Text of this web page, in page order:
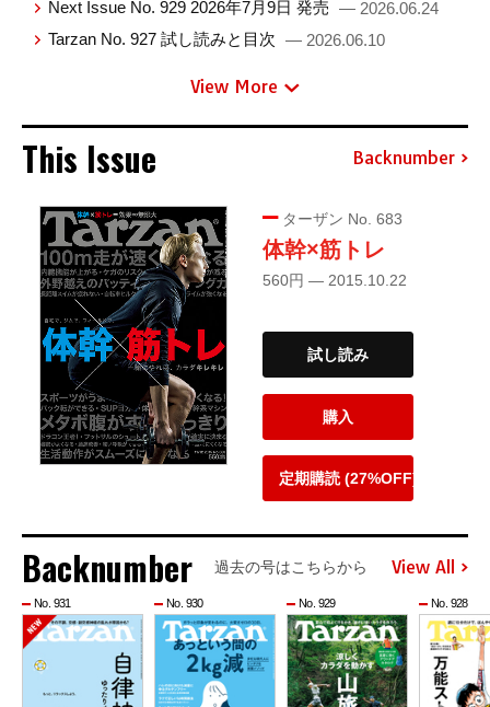
Next Issue No. 929 2026年7月9日 発売 — 2026.06.24
Tarzan No. 927 試し読みと目次 — 2026.06.10
View More
This Issue Backnumber
ターザン No. 683
体幹×筋トレ
560円 — 2015.10.22
試し読み
購入
定期購読 (27%OFF)
Backnumber 過去の号はこちらから View All
No. 931 No. 930 No. 929 No. 928